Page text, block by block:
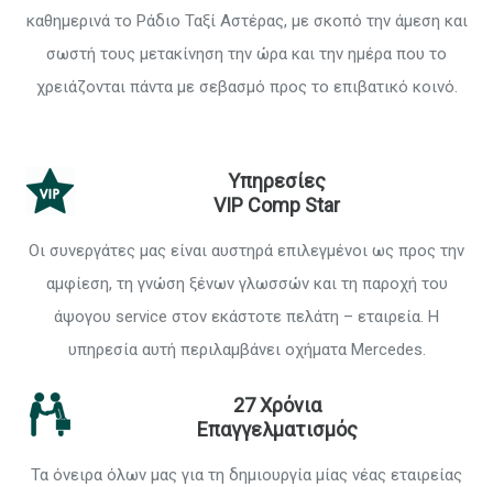
καθημερινά το Ράδιο Ταξί Αστέρας, με σκοπό την άμεση και
σωστή τους μετακίνηση την ώρα και την ημέρα που το
χρειάζονται πάντα με σεβασμό προς το επιβατικό κοινό.
Υπηρεσίες
VIP Comp Star
Οι συνεργάτες μας είναι αυστηρά επιλεγμένοι ως προς την
αμφίεση, τη γνώση ξένων γλωσσών και τη παροχή του
άψογου service στον εκάστοτε πελάτη – εταιρεία. Η
υπηρεσία αυτή περιλαμβάνει οχήματα Mercedes.
27 Χρόνια
Επαγγελματισμός
Τα όνειρα όλων μας για τη δημιουργία μίας νέας εταιρείας